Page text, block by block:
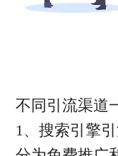
不同引流渠道
1、搜索引擎